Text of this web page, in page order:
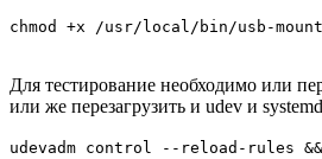
chmod +x /usr/local/bin/usb-
Для тестирование необходимо или
или же перезагрузить и udev и systemd
udevadm control --reload-rules